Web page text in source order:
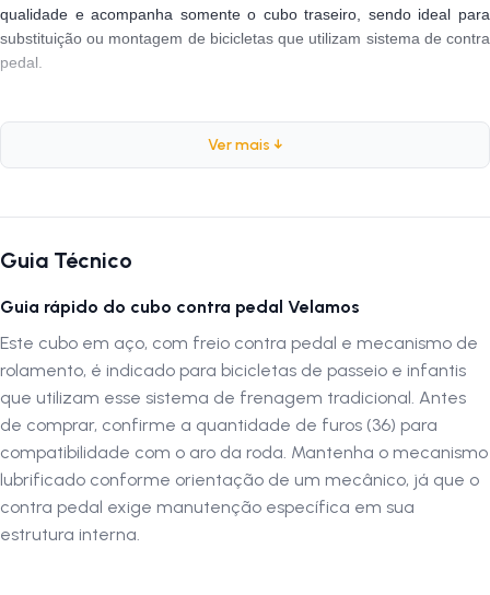
qualidade e acompanha somente o cubo traseiro, sendo ideal para
substituição ou montagem de bicicletas que utilizam sistema de contra
pedal.
Ficha Técnica:
Marca:Velamos
Sistema:Encaixe
Furação:36 furos
Tipo de Rolamento: Rolamento
Acompanha:Somente cubo traseiro
Por que comprar este produto?
O Cubo Velamos Contra Pedal é ideal para quem busca segurança,
robustez e praticidade. Seu sistema de encaixe garante confiabilidade,
enquanto o corpo em aço proporciona maior durabilidade. Com 36
furos, facilita a montagem e oferece excelente desempenho em
Ver mais ↓
Guia Técnico
Guia rápido do cubo contra pedal Velamos
Este cubo em aço, com freio contra pedal e mecanismo de
rolamento, é indicado para bicicletas de passeio e infantis
que utilizam esse sistema de frenagem tradicional. Antes
de comprar, confirme a quantidade de furos (36) para
compatibilidade com o aro da roda. Mantenha o mecanismo
lubrificado conforme orientação de um mecânico, já que o
contra pedal exige manutenção específica em sua
estrutura interna.